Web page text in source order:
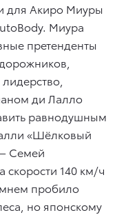
для Акиро Миуры
Миура
претенденты
ди Лалло
равнодушным
«Шёлковый
Семей
скорости 140 км/ч
пробило
но японскому